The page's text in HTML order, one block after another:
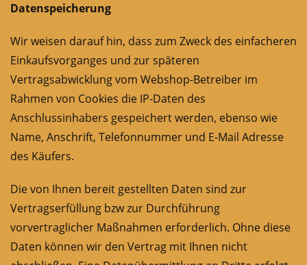
Datenspeicherung
Wir weisen darauf hin, dass zum Zweck des einfacheren
Einkaufsvorganges und zur späteren
Vertragsabwicklung vom Webshop-Betreiber im
Rahmen von Cookies die IP-Daten des
Anschlussinhabers gespeichert werden, ebenso wie
Name, Anschrift, Telefonnummer und E-Mail Adresse
des Käufers.
Die von Ihnen bereit gestellten Daten sind zur
Vertragserfüllung bzw zur Durchführung
vorvertraglicher Maßnahmen erforderlich. Ohne diese
Daten können wir den Vertrag mit Ihnen nicht